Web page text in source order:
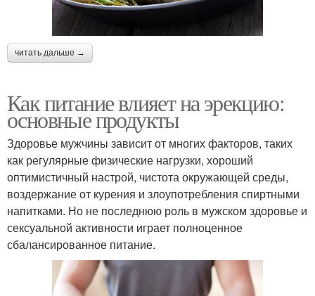
читать дальше →
Как питание влияет на эрекцию:
основные продукты
Здоровье мужчины зависит от многих факторов, таких
как регулярные физические нагрузки, хороший
оптимистичный настрой, чистота окружающей среды,
воздержание от курения и злоупотребления спиртными
напитками. Но не последнюю роль в мужском здоровье и
сексуальной активности играет полноценное
сбалансированное питание.